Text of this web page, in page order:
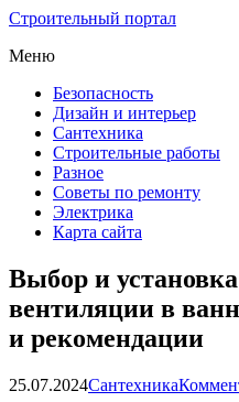
Строительный портал
Меню
Безопасность
Дизайн и интерьер
Сантехника
Строительные работы
Разное
Советы по ремонту
Электрика
Карта сайта
Выбор и
вентиляции в
и рекомендации
25.07.2024Сантехника